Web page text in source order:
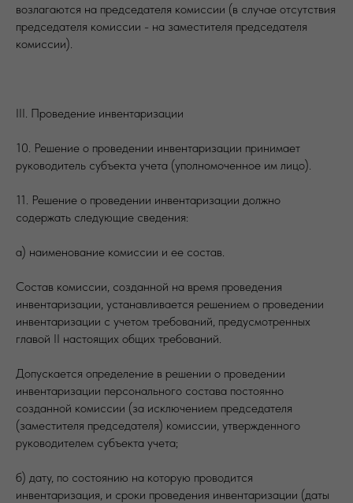
возлагаются на председателя комиссии (в случае отсутствия
председателя комиссии - на заместителя председателя
комиссии).
III. Проведение инвентаризации
10. Решение о проведении инвентаризации принимает
руководитель субъекта учета (уполномоченное им лицо).
11. Решение о проведении инвентаризации должно
содержать следующие сведения:
а) наименование комиссии и ее состав.
Состав комиссии, созданной на время проведения
инвентаризации, устанавливается решением о проведении
инвентаризации с учетом требований, предусмотренных
главой II настоящих общих требований.
Допускается определение в решении о проведении
инвентаризации персонального состава постоянно
созданной комиссии (за исключением председателя
(заместителя председателя) комиссии, утвержденного
руководителем субъекта учета;
б) дату, по состоянию на которую проводится
инвентаризация, и сроки проведения инвентаризации (даты